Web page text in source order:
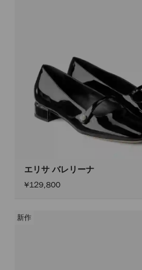
エリサ バレリーナ
¥129,800
新作